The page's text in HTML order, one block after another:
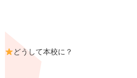
どうして本校に？